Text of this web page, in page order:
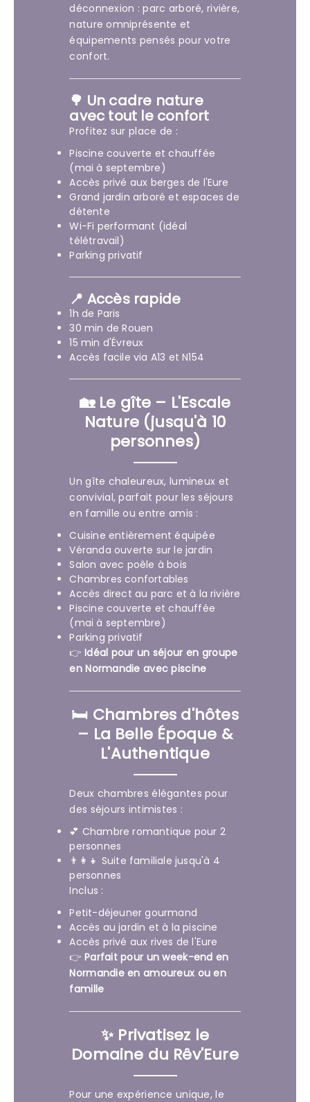
déconnexion : parc arboré, rivière,
nature omniprésente et
équipements pensés pour votre
confort.
🌳 Un cadre nature
avec tout le confort
Profitez sur place de :
Piscine couverte et chauffée
(mai à septembre)
Accès privé aux berges de l'Eure
Grand jardin arboré et espaces de
détente
Wi-Fi performant (idéal
télétravail)
Parking privatif
📍 Accès rapide
1h de Paris
30 min de Rouen
15 min d'Évreux
Accès facile via A13 et N154
🏡 Le gîte – L'Escale
Nature (jusqu'à 10
personnes)
Un gîte chaleureux, lumineux et
convivial, parfait pour les séjours
en famille ou entre amis :
Cuisine entièrement équipée
Véranda ouverte sur le jardin
Salon avec poêle à bois
Chambres confortables
Accès direct au parc et à la rivière
Piscine couverte et chauffée
(mai à septembre)
Parking privatif
👉 Idéal pour un séjour en groupe
en Normandie avec piscine
🛏️ Chambres d'hôtes
– La Belle Époque &
L'Authentique
Deux chambres élégantes pour
des séjours intimistes :
💕 Chambre romantique pour 2
personnes
👨‍👩‍👧 Suite familiale jusqu'à 4
personnes
Inclus :
Petit-déjeuner gourmand
Accès au jardin et à la piscine
Accès privé aux rives de l'Eure
👉 Parfait pour un week-end en
Normandie en amoureux ou en
famille
✨ Privatisez le
Domaine du Rêv'Eure
Pour une expérience unique, le